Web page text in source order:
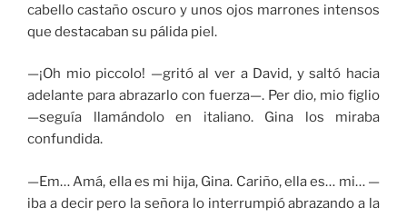
cabello castaño oscuro y unos ojos marrones intensos
que destacaban su pálida piel.
—¡Oh mio piccolo! —gritó al ver a David, y saltó hacia
adelante para abrazarlo con fuerza—. Per dio, mio figlio
—seguía llamándolo en italiano. Gina los miraba
confundida.
—Em… Amá, ella es mi hija, Gina. Cariño, ella es… mi… —
iba a decir pero la señora lo interrumpió abrazando a la